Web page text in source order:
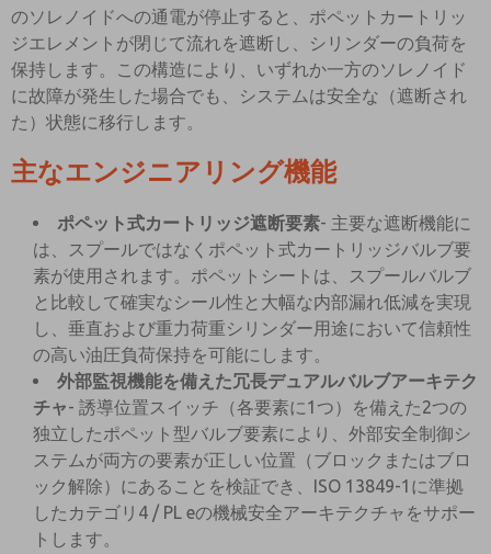
のソレノイドへの通電が停止すると、ポペットカートリッ
ジエレメントが閉じて流れを遮断し、シリンダーの負荷を
保持します。この構造により、いずれか一方のソレノイド
に故障が発生した場合でも、システムは安全な（遮断され
た）状態に移行します。
主なエンジニアリング機能
ポペット式カートリッジ遮断要素- 主要な遮断機能に
は、スプールではなくポペット式カートリッジバルブ要
素が使用されます。ポペットシートは、スプールバルブ
と比較して確実なシール性と大幅な内部漏れ低減を実現
し、垂直および重力荷重シリンダー用途において信頼性
の高い油圧負荷保持を可能にします。
外部監視機能を備えた冗長デュアルバルブアーキテク
チャ- 誘導位置スイッチ（各要素に1つ）を備えた2つの
独立したポペット型バルブ要素により、外部安全制御シ
ステムが両方の要素が正しい位置（ブロックまたはブロ
ック解除）にあることを検証でき、ISO 13849-1に準拠
したカテゴリ4 / PL eの機械安全アーキテクチャをサポー
トします。